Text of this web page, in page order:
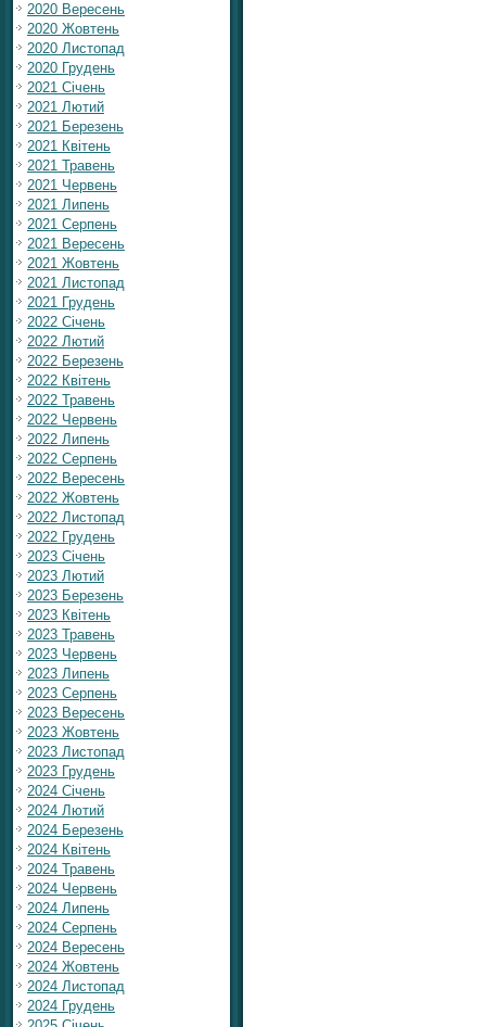
2020 Вересень
2020 Жовтень
2020 Листопад
2020 Грудень
2021 Січень
2021 Лютий
2021 Березень
2021 Квітень
2021 Травень
2021 Червень
2021 Липень
2021 Серпень
2021 Вересень
2021 Жовтень
2021 Листопад
2021 Грудень
2022 Січень
2022 Лютий
2022 Березень
2022 Квітень
2022 Травень
2022 Червень
2022 Липень
2022 Серпень
2022 Вересень
2022 Жовтень
2022 Листопад
2022 Грудень
2023 Січень
2023 Лютий
2023 Березень
2023 Квітень
2023 Травень
2023 Червень
2023 Липень
2023 Серпень
2023 Вересень
2023 Жовтень
2023 Листопад
2023 Грудень
2024 Січень
2024 Лютий
2024 Березень
2024 Квітень
2024 Травень
2024 Червень
2024 Липень
2024 Серпень
2024 Вересень
2024 Жовтень
2024 Листопад
2024 Грудень